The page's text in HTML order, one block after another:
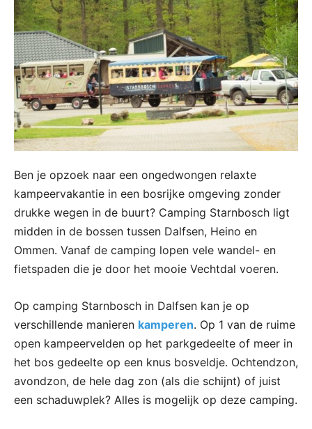
Ben je opzoek naar een ongedwongen relaxte
kampeervakantie in een bosrijke omgeving zonder
drukke wegen in de buurt? Camping Starnbosch ligt
midden in de bossen tussen Dalfsen, Heino en
Ommen. Vanaf de camping lopen vele wandel- en
fietspaden die je door het mooie Vechtdal voeren.
Op camping Starnbosch in Dalfsen kan je op
verschillende manieren kamperen. Op 1 van de ruime
open kampeervelden op het parkgedeelte of meer in
het bos gedeelte op een knus bosveldje. Ochtendzon,
avondzon, de hele dag zon (als die schijnt) of juist
een schaduwplek? Alles is mogelijk op deze camping.